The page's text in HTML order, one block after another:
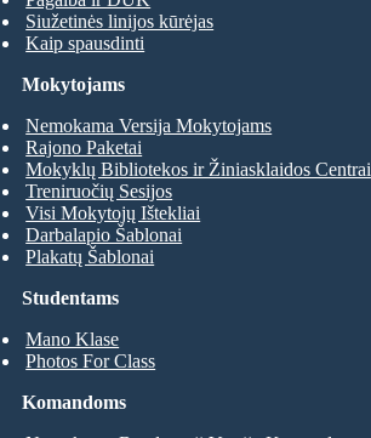
Siužetinės linijos kūrėjas
Kaip spausdinti
Studentams
Mano Klase
Photos For Class
Mokytojams
Nemokama Versija Mokytojams
Rajono Paketai
Mokyklų Bibliotekos ir Žiniasklaidos Centrai
Treniruočių Sesijos
Visi Mokytojų Ištekliai
Darbalapio Šablonai
Plakatų Šablonai
Komandoms